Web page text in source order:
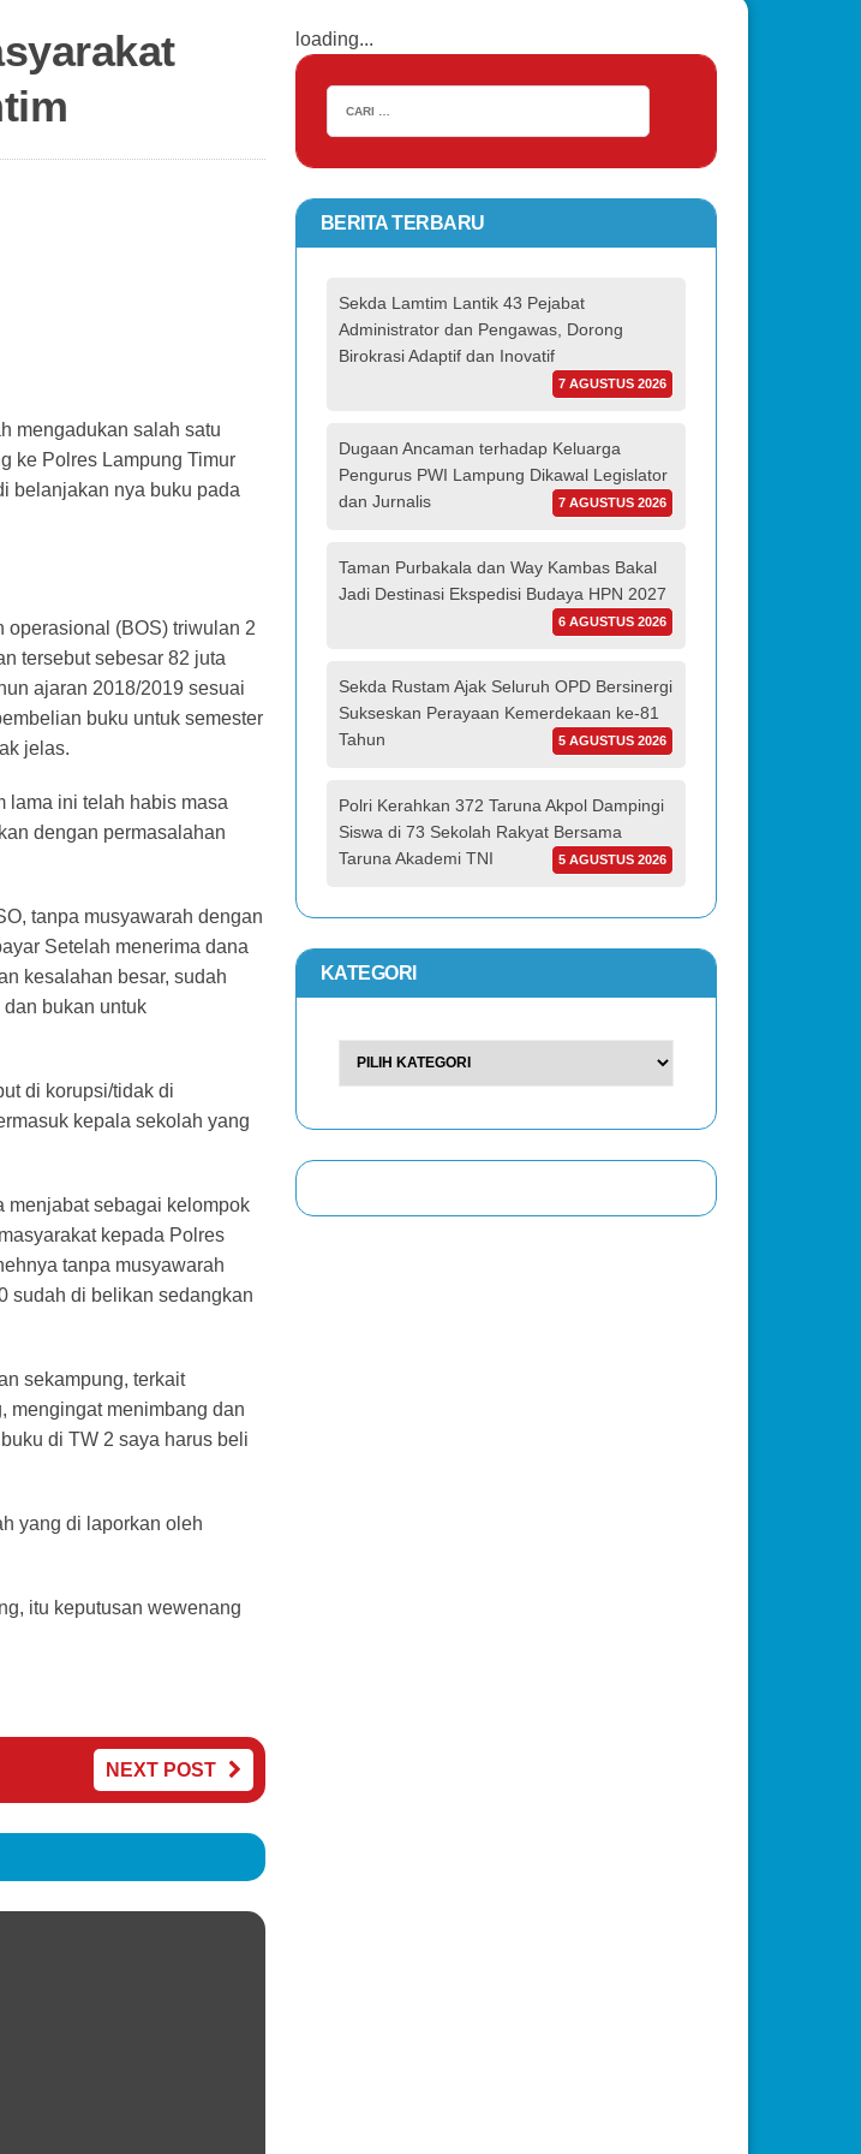
mengadukan salah satu
ke Polres Lampung Timur
belanjakan nya buku pada
operasional (BOS) triwulan 2
tersebut sebesar 82 juta
ajaran 2018/2019 sesuai
buku untuk semester
jelas.
lama ini telah habis masa
dengan permasalahan
tanpa musyawarah dengan
Setelah menerima dana
kesalahan besar, sudah
bukan untuk
di korupsi/tidak di
kepala sekolah yang
menjabat sebagai kelompok
kepada Polres
tanpa musyawarah
sudah di belikan sedangkan
sekampung, terkait
mengingat menimbang dan
di TW 2 saya harus beli
yang di laporkan oleh
itu keputusan wewenang
NEXT POST
loading...
BERITA TERBARU
Sekda Lamtim Lantik 43 Pejabat
Administrator dan Pengawas, Dorong
Birokrasi Adaptif dan Inovatif
7 AGUSTUS 2026
Dugaan Ancaman terhadap Keluarga
Pengurus PWI Lampung Dikawal Legislator
dan Jurnalis
7 AGUSTUS 2026
Taman Purbakala dan Way Kambas Bakal
Jadi Destinasi Ekspedisi Budaya HPN 2027
6 AGUSTUS 2026
Sekda Rustam Ajak Seluruh OPD Bersinergi
Sukseskan Perayaan Kemerdekaan ke-81
Tahun
5 AGUSTUS 2026
Polri Kerahkan 372 Taruna Akpol Dampingi
Siswa di 73 Sekolah Rakyat Bersama
Taruna Akademi TNI
5 AGUSTUS 2026
KATEGORI